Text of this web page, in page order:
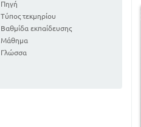
Πηγή
Τύπος τεκμηρίου
Βαθμίδα εκπαίδευσης
Μάθημα
Γλώσσα